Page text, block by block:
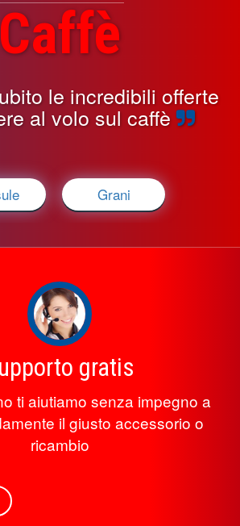
Caffè
le incredibili offerte
al volo sul caffè
Grani
gratis
ti aiutiamo senza impegno a
il giusto accessorio o
ricambio